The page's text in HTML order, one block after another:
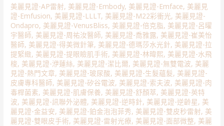
美麗見證-AP雷射, 美麗見證-Embody, 美麗見證-Emface, 美麗見
證-Emfusion, 美麗見證-LLLT, 美麗見證-M22彩衝光, 美麗見證-
Ondapro, 美麗見證-VenusBliss, 美麗見證-倍克脂, 美麗見證-呂曜
宇醫師, 美麗見證-周祐汝醫師, 美麗見證-喬雅露, 美麗見證-崔美怡
醫師, 美麗見證-得美微針筆, 美麗見證-德瑪莎水光針, 美麗見證-拉
提緊緻, 美麗見證-提眼瞼肌手術, 美麗見證-林暐熙, 美麗見證-水飛
梭, 美麗見證-洢蓮絲, 美麗見證-潔比爾, 美麗見證-無雙電波, 美麗
見證-熱門文章, 美麗見證-玻尿酸, 美麗見證-生髮蘊髮, 美麗見證-
皮膚專科醫師, 美麗見證-矽谷電波, 美麗見證-索夫波, 美麗見證-肉
毒桿菌素, 美麗見證-肌膚保養, 美麗見證-舒顏萃, 美麗見證-英特
波, 美麗見證-訊聯外泌體, 美麗見證-逆時針, 美麗見證-逆齡星, 美
麗見證-金益安, 美麗見證-鉑金泡泡菲秀, 美麗見證-雙皮秒雷射, 美
麗見證-雙眼皮手術, 美麗見證-雷射光療, 美麗見證-面部微整, 美麗